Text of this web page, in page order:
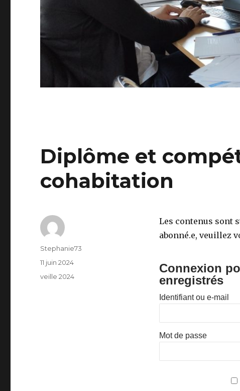
Diplôme et
cohabitation
Les contenus sont
abonné.e, veuillez
Connexion
enregistrés
Identifiant ou e-mail
Mot de passe
Auteur
Stephanie73
Publié
11 juin 2024
Catégories
veille 2024